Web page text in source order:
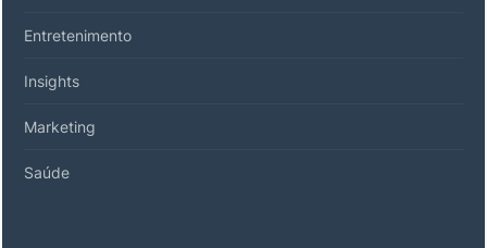
Entretenimento
Insights
Marketing
Saúde